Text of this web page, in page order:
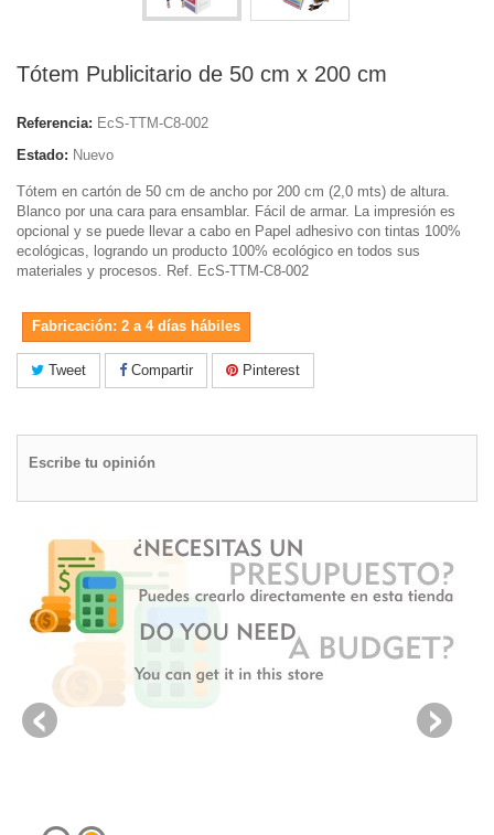
Tótem Publicitario de 50 cm x 200 cm
Referencia: EcS-TTM-C8-002
Estado: Nuevo
Tótem en cartón de 50 cm de ancho por 200 cm (2,0 mts) de altura.
Blanco por una cara para ensamblar. Fácil de armar. La impresión es
opcional y se puede llevar a cabo en Papel adhesivo con tintas 100%
ecológicas, logrando un producto 100% ecológico en todos sus
materiales y procesos. Ref. EcS-TTM-C8-002
Fabricación: 2 a 4 días hábiles
Tweet Compartir Pinterest
Escribe tu opinión